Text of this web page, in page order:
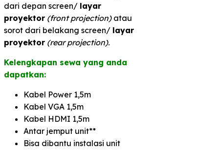
dari depan screen/ layar
proyektor (front projection) atau
sorot dari belakang screen/ layar
proyektor (rear projection).
Kelengkapan sewa yang anda
dapatkan:
Kabel Power 1,5m
Kabel VGA 1,5m
Kabel HDMI 1,5m
Antar jemput unit**
Bisa dibantu instalasi unit